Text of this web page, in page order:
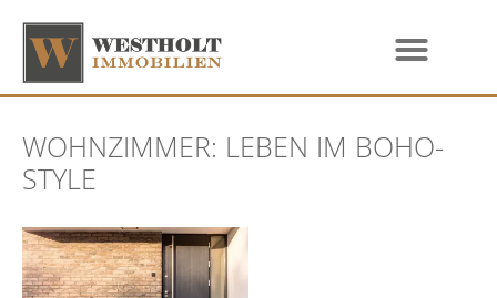
WOHNZIMMER: LEBEN IM BOHO-
STYLE